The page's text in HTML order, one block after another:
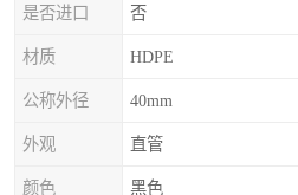
是否进口 否
材质 HDPE
公称外径 40mm
外观 直管
颜色 黑色